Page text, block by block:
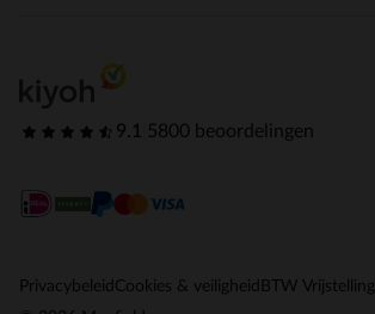
9.1 5800 beoordelingen
Privacybeleid Cookies & veiligheid BTW Vrijstelling